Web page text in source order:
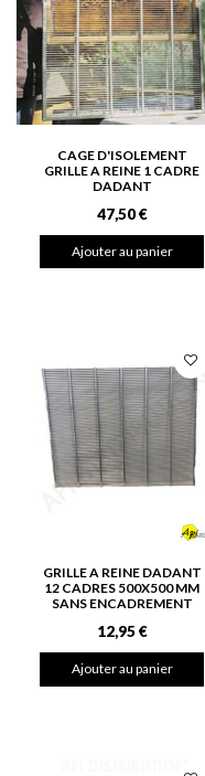
CAGE D'ISOLEMENT
GRILLE A REINE 1 CADRE
DADANT
47,50 €
Ajouter au panier
GRILLE A REINE DADANT
12 CADRES 500X500 MM
SANS ENCADREMENT
12,95 €
Ajouter au panier